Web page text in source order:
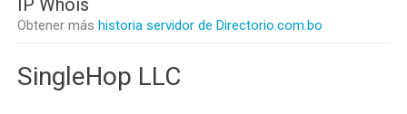
IP Whois
Obtener más historia servidor de Directorio.com.bo
SingleHop LLC